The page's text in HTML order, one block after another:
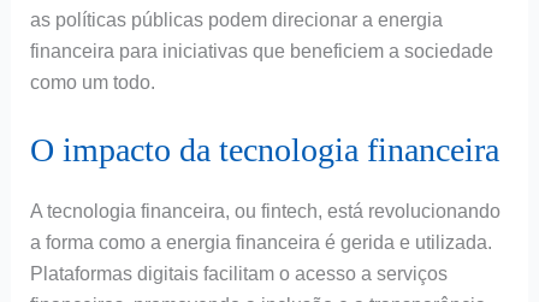
as políticas públicas podem direcionar a energia
financeira para iniciativas que beneficiem a sociedade
como um todo.
O impacto da tecnologia financeira
A tecnologia financeira, ou fintech, está revolucionando
a forma como a energia financeira é gerida e utilizada.
Plataformas digitais facilitam o acesso a serviços